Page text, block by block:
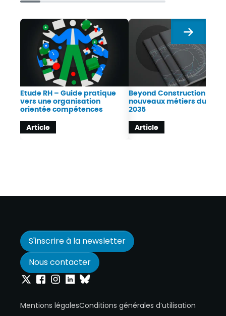
Etude RH – Guide pratique
vers une organisation
orientée compétences
Article
Beyond Construction : Les
nouveaux métiers du BTP
2035
Article
Suivant
S'inscrire à la newsletter
Nous contacter
Onepoint sur Twitter
Onepoint sur Facebook
Onepoint sur Instagram
Onepoint sur Linkedin
Onepoint sur Bluesky
Mentions légalesConditions générales d’utilisation